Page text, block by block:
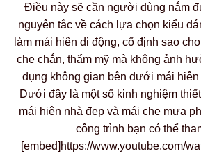
Điều này sẽ cần người dùng nắm
nguyên tắc về cách lựa chọn kiểu
làm mái hiên di động, cố định sao
che chắn, thẩm mỹ mà không ảnh
dụng không gian bên dưới mái
Dưới đây là một số kinh nghiệm
mái hiên nhà đẹp và mái che mưa
công trình bạn có thể
[embed]https://www.youtube.com/